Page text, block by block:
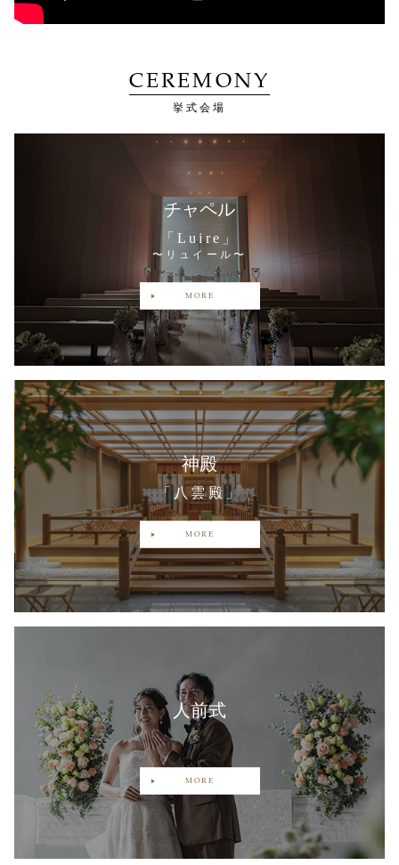
CEREMONY
挙式会場
チャペル
「Luire」
〜リュイール〜
MORE
神殿
「八雲殿」
MORE
人前式
MORE